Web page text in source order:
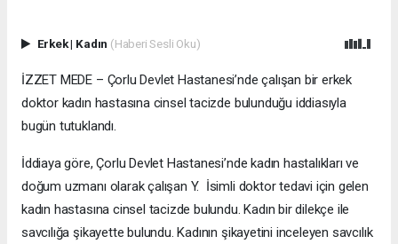
Erkek| Kadın (Haberi Sesli Oku)
İZZET MEDE – Çorlu Devlet Hastanesi’nde çalışan bir erkek
doktor kadın hastasına cinsel tacizde bulunduğu iddiasıyla
bugün tutuklandı.
İddiaya göre, Çorlu Devlet Hastanesi’nde kadın hastalıkları ve
doğum uzmanı olarak çalışan Y. İsimli doktor tedavi için gelen
kadın hastasına cinsel tacizde bulundu. Kadın bir dilekçe ile
savcılığa şikayette bulundu. Kadının şikayetini inceleyen savcılık